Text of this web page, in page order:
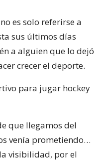
no es solo referirse a
sus últimos días
a alguien que lo dejó
crecer el deporte.
para jugar hockey
que llegamos del
venía prometiendo…
visibilidad, por el